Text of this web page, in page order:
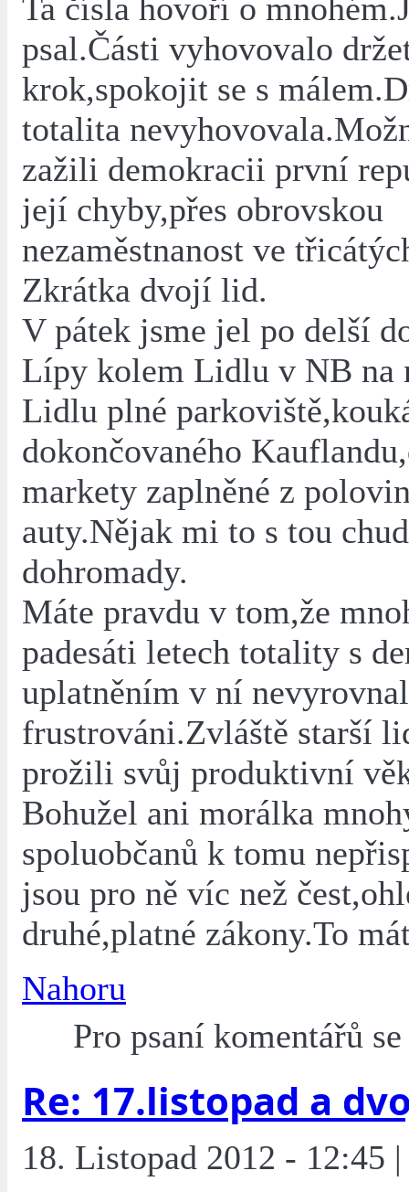
Ta čísla hovoří o
psal.Části vyhovovalo
krok,spokojit se s
totalita
zažili demokracii první
její chyby,přes obrovskou
nezaměstnanost ve
Zkrátka dvojí lid.
V pátek jsme jel po delší
Lípy kolem Lidlu v NB na
Lidlu plné
dokončovaného
markety zaplněné z
auty.Nějak mi to s tou
dohromady.
Máte pravdu v tom,že
padesáti letech totality s
uplatněním v ní
frustrováni.Zvláště starší
prožili svůj produktivní
Bohužel ani morálka
spoluobčanů k tomu
jsou pro ně víc než
druhé,platné zákony.To
Nahoru
Pro psaní komentářů
Re: 17.listopad a
18. Listopad 2012 - 12:45